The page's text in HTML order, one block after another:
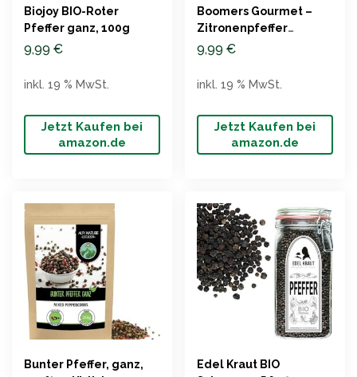
Biojoy BIO-Roter
Pfeffer ganz, 100g
9,99 €
Jetzt Kaufen bei
amazon.de
inkl. 19 % MwSt.
Boomers Gourmet –
Zitronenpfeffer
Gewürzmischung, 120g
9,99 €
Jetzt Kaufen bei
amazon.de
inkl. 19 % MwSt.
Bunter Pfeffer, ganz,
Edel Kraut BIO